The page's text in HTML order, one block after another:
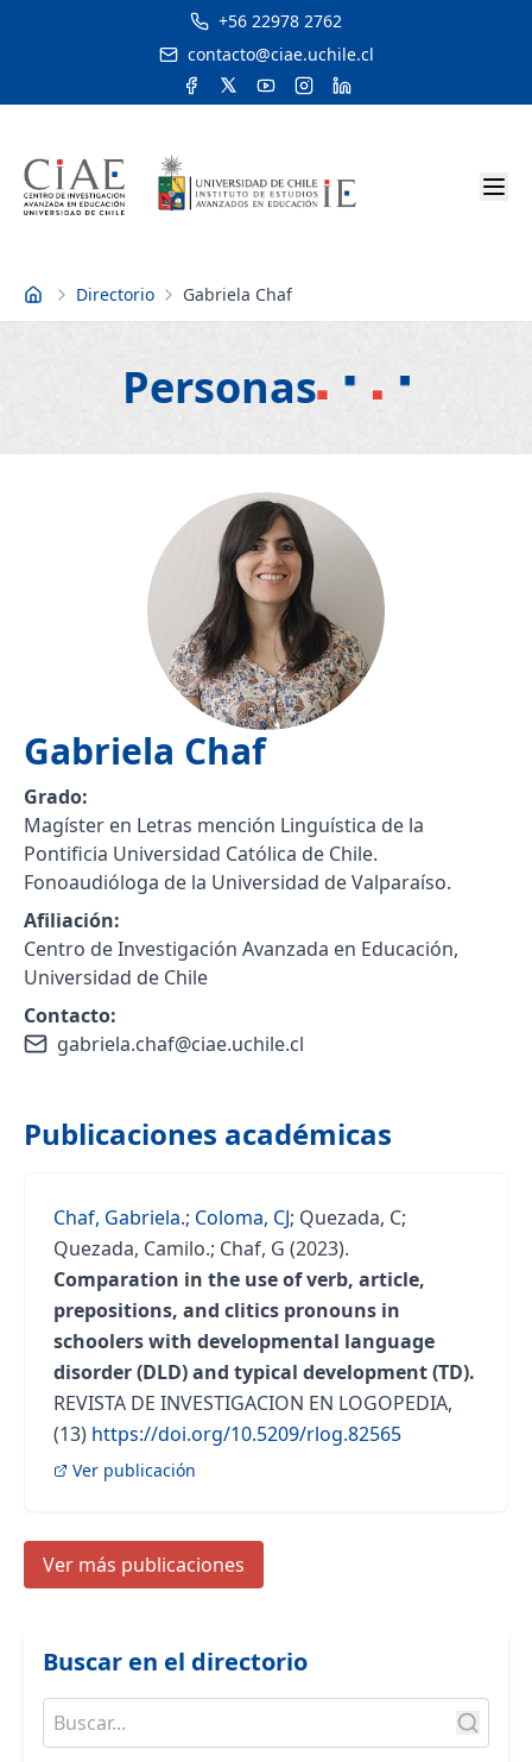
+56 22978 2762
contacto@ciae.uchile.cl
Inicio Directorio Gabriela Chaf
Personas
Gabriela Chaf
Grado:
Magíster en Letras mención Linguística de la
Pontificia Universidad Católica de Chile.
Fonoaudióloga de la Universidad de Valparaíso.
Afiliación:
Centro de Investigación Avanzada en Educación,
Universidad de Chile
Contacto:
gabriela.chaf@ciae.uchile.cl
Publicaciones académicas
Chaf, Gabriela.; Coloma, CJ; Quezada, C;
Quezada, Camilo.; Chaf, G (2023).
Comparation in the use of verb, article,
prepositions, and clitics pronouns in
schoolers with developmental language
disorder (DLD) and typical development (TD).
REVISTA DE INVESTIGACION EN LOGOPEDIA,
(13) https://doi.org/10.5209/rlog.82565
Ver publicación
Ver más publicaciones
Buscar en el directorio